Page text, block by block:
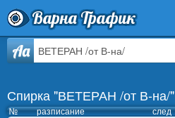
Варна Трафик
Спирка
Разписание
Aa
Спирка "ВЕТЕРАН /от В-на/"
№ разписание след